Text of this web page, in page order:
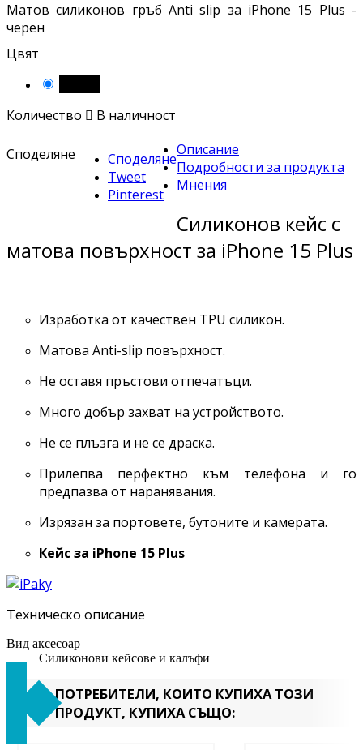
Матов силиконов гръб Anti slip за iPhone 15 Plus -
черен
Цвят
Количество  В наличност
Споделяне
Споделяне
Tweet
Pinterest
Описание
Подробности за продукта
Мнения
Силиконов кейс с
матова повърхност за iPhone 15 Plus
Изработка от качествен TPU силикон.
Матова Anti-slip повърхност.
Не оставя пръстови отпечатъци.
Много добър захват на устройството.
Не се плъзга и не се драска.
Прилепва перфектно към телефона и го
предпазва от наранявания.
Изрязан за портовете, бутоните и камерата.
Кейс за iPhone 15 Plus
Техническо описание
Вид аксесоар
Силиконови кейсове и калъфи
ПОТРЕБИТЕЛИ, КОИТО КУПИХА ТОЗИ
ПРОДУКТ, КУПИХА СЪЩО: